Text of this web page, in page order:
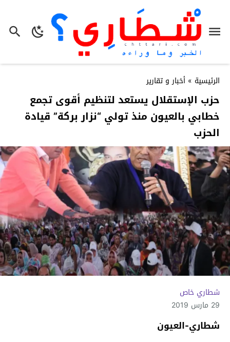
الرئيسية » أخبار و تقارير
حزب الإستقلال يستعد لتنظيم أقوى تجمع
خطابي بالعيون منذ تولي “نزار بركة” قيادة
الحزب
شطاري خاص
29 مارس 2019
شطاري-العيون